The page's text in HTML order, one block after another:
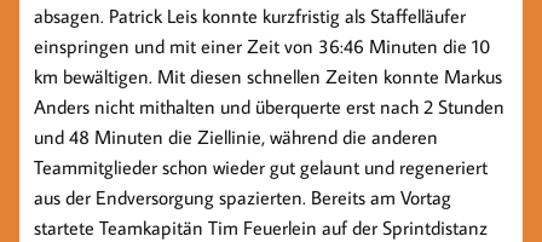
absagen. Patrick Leis konnte kurzfristig als Staffelläufer
einspringen und mit einer Zeit von 36:46 Minuten die 10
km bewältigen. Mit diesen schnellen Zeiten konnte Markus
Anders nicht mithalten und überquerte erst nach 2 Stunden
und 48 Minuten die Ziellinie, während die anderen
Teammitglieder schon wieder gut gelaunt und regeneriert
aus der Endversorgung spazierten. Bereits am Vortag
startete Teamkapitän Tim Feuerlein auf der Sprintdistanz